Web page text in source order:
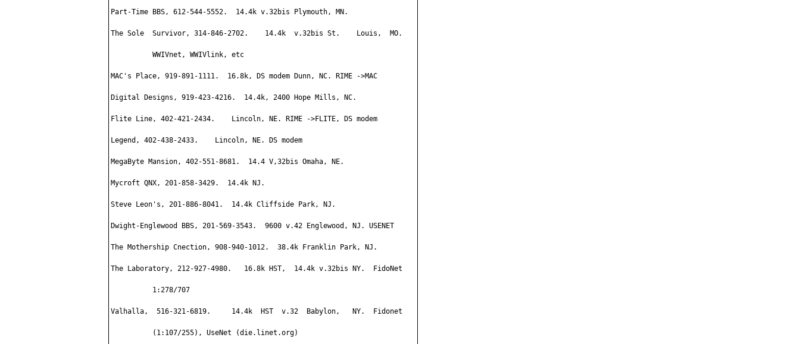
Part-Time BBS, 612-544-5552.  14.4k v.32bis Plymouth, MN.
The Sole  Survivor, 314-846-2702.    14.4k  v.32bis St.    Louis,  MO.
          WWIVnet, WWIVlink, etc
MAC's Place, 919-891-1111.  16.8k, DS modem Dunn, NC. RIME ->MAC
Digital Designs, 919-423-4216.  14.4k, 2400 Hope Mills, NC.
Flite Line, 402-421-2434.    Lincoln, NE. RIME ->FLITE, DS modem
Legend, 402-438-2433.    Lincoln, NE. DS modem
MegaByte Mansion, 402-551-8681.  14.4 V,32bis Omaha, NE.
Mycroft QNX, 201-858-3429.  14.4k NJ.
Steve Leon's, 201-886-8041.  14.4k Cliffside Park, NJ.
Dwight-Englewood BBS, 201-569-3543.  9600 v.42 Englewood, NJ. USENET
The Mothership Cnection, 908-940-1012.  38.4k Franklin Park, NJ.
The Laboratory, 212-927-4980.   16.8k HST,  14.4k v.32bis NY.  FidoNet
          1:278/707
Valhalla,  516-321-6819.     14.4k  HST  v.32  Babylon,   NY.  Fidonet
          (1:107/255), UseNet (die.linet.org)